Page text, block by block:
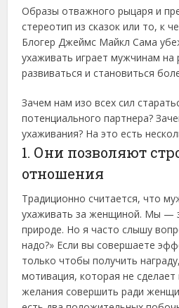
Образы отважного рыцаря и
стереотип из сказок или то, к
Блогер Джеймс Майкл Сама
ухаживать играет мужчинам на
развиваться и становиться
Зачем нам изо всех сил
потенциального партнера?
ухаживания? На это есть
1. Они позволяют
отношения
Традиционно считается, что
ухаживать за женщиной. Мы —
природе. Но я часто слышу
надо?» Если вы совершаете
только чтобы получить
мотивация, которая не
желания совершить ради